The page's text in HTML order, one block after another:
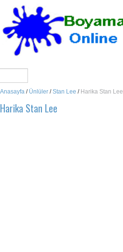
Anasayfa / Ünlüler /Stan Lee / Harika Stan Lee
Harika Stan Lee